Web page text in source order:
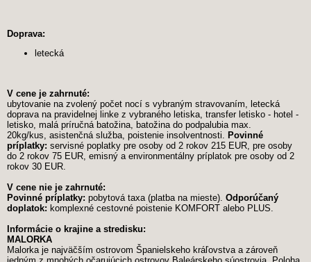
Doprava:
letecká
V cene je zahrnuté:
ubytovanie na zvolený počet nocí s vybraným stravovaním, letecká
doprava na pravidelnej linke z vybraného letiska, transfer letisko - hotel -
letisko, malá príručná batožina, batožina do podpalubia max.
20kg/kus, asistenčná služba, poistenie insolventnosti.
Povinné
príplatky: servisné poplatky pre osoby od 2 rokov 215 EUR, pre osoby
do 2 rokov 75 EUR, emisný a environmentálny príplatok pre osoby od 2
rokov 30 EUR.
V cene nie je zahrnuté:
Povinné príplatky: pobytová taxa (platba na mieste). Odporúčaný
doplatok: komplexné cestovné poistenie KOMFORT alebo PLUS.
Informácie o krajine a stredisku:
MALORKA
Malorka je najväčším ostrovom Španielskeho kráľovstva a zároveň